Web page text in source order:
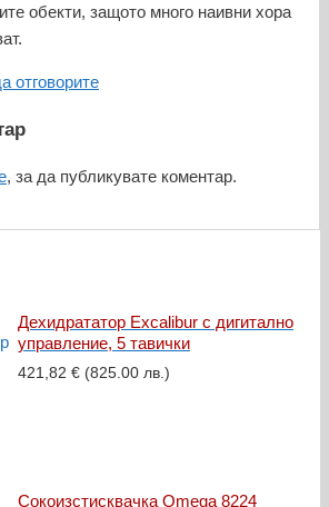
обекти, защото много наивни хора
отговорите
, за да публикувате коментар.
Дехидрататор Excalibur с дигитално
управление, 5 тавички
421,82 € (825.00 лв.)
Сокоизстисквачка Omega 8224